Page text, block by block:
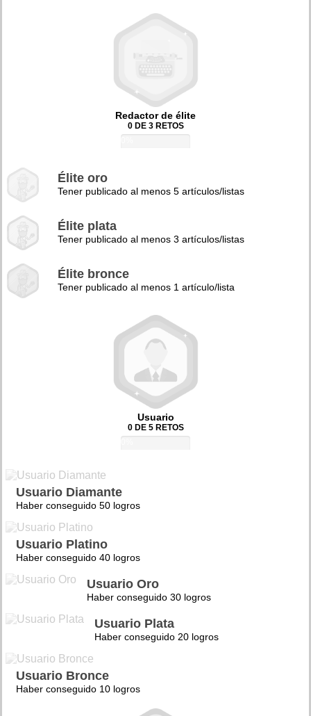
Redactor de élite
0 DE 3 RETOS
Élite oro
Tener publicado al menos 5 artículos/listas
Élite plata
Tener publicado al menos 3 artículos/listas
Élite bronce
Tener publicado al menos 1 artículo/lista
Usuario
0 DE 5 RETOS
Usuario Diamante
Haber conseguido 50 logros
Usuario Platino
Haber conseguido 40 logros
Usuario Oro
Haber conseguido 30 logros
Usuario Plata
Haber conseguido 20 logros
Usuario Bronce
Haber conseguido 10 logros